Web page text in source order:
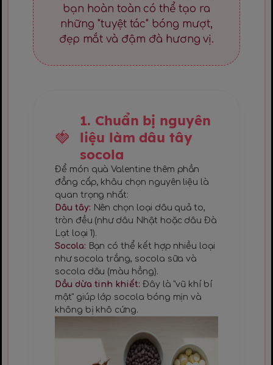
bạn hoàn toàn có thể tạo ra
những "tuyệt tác" bóng mượt,
đẹp mắt và đậm đà hương vị.
1. Chuẩn bị nguyên
liệu làm dâu tây
socola
Để món quà Valentine thêm phần
đẳng cấp, khâu chọn nguyên liệu là
quan trọng nhất:
Dâu tây: Nên chọn loại dâu quả to,
tròn đều (như dâu Nhật hoặc dâu Đà
Lạt loại 1).
Socola: Bạn có thể kết hợp nhiều loại
như socola trắng, socola sữa và
socola dâu (màu hồng).
Dầu dừa tinh khiết: Đây là "vũ khí bí
mật" giúp lớp socola bóng mịn và
không bị khô cứng.